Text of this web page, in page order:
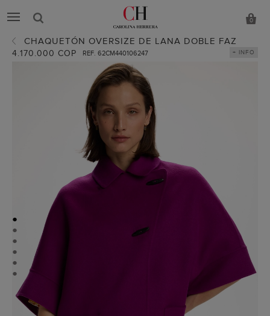
0
CHAQUETÓN OVERSIZE DE LANA DOBLE FAZ
4.170.000 COP REF. 62CM440106247 + INFO
●
●
●
●
●
●